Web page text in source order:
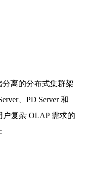
分离的分布式集群架
、PD Server 和
复杂 OLAP 需求的